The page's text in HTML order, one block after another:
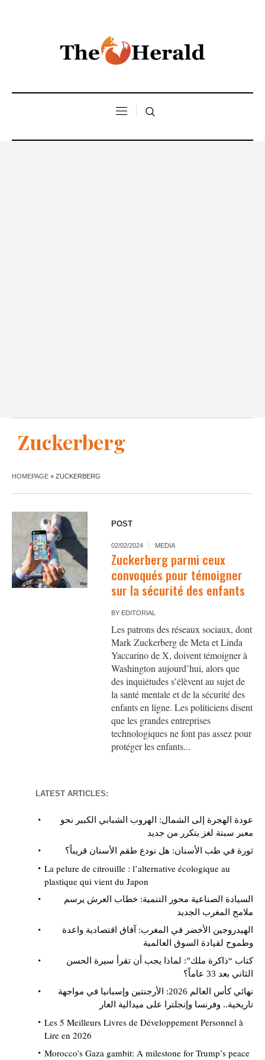
Zuckerberg
HOMEPAGE » ZUCKERBERG
POST
02/02/2024 MEDIA
Zuckerberg parmi ceux
convoqués pour témoigner
sur la sécurité des enfants
BY EDITORIAL
Les patrons des réseaux sociaux, dont
Mark Zuckerberg de Meta et Linda
Yaccarino de X, doivent témoigner à
Washington aujourd’hui, alors que
des inquiétudes s’élèvent au sujet de
la santé mentale et de la sécurité des
enfants en ligne. Les politiciens disent
que les grandes entreprises
technologiques ne font pas assez pour
protéger les enfants...
LATEST ARTICLES:
عودة الهجرة إلى الشمال: الهروب الشبابي الكبير نحو
معبر سبتة لغز يتكرر من جديد
ثورة في طب الأسنان: هل نودع طقم الأسنان قريباً؟
La pelure de citrouille : l’alternative écologique au
plastique qui vient du Japon
السيادة الصناعية محور التنمية: خطاب العرش يرسم
ملامح المغرب الجديد
الهيدروجين الأخضر في المغرب: آفاق اقتصادية واعدة
وطموح لقيادة السوق العالمية
كتاب “ذاكرة ملك”: لماذا يجب أن تقرأ سيرة الحسن
الثاني بعد 33 عاماً؟
نهائي كأس العالم 2026: الأرجنتين وإسبانيا في مواجهة
تاريخية.. وفرنسا وإنجلترا على ميدالية العار
Les 5 Meilleurs Livres de Développement Personnel à
Lire en 2026
Morocco’s Gaza gambit: A milestone for Trump’s peace